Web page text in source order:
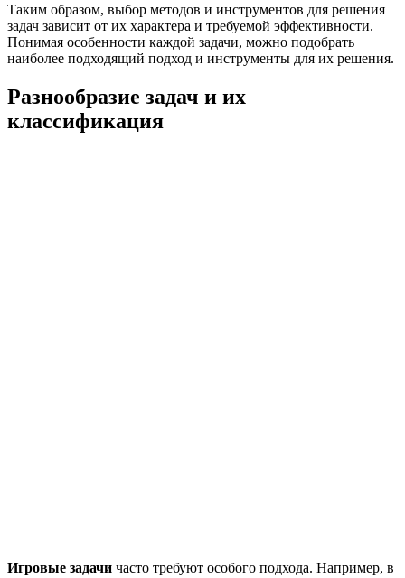
Таким образом, выбор методов и инструментов для решения
задач зависит от их характера и требуемой эффективности.
Понимая особенности каждой задачи, можно подобрать
наиболее подходящий подход и инструменты для их решения.
Разнообразие задач и их
классификация
Игровые задачи часто требуют особого подхода. Например, в